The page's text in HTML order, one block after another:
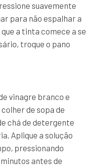
suavemente
para não espalhar a
a tinta comece a se
troque o pano
vinagre branco e
de sopa de
chá de detergente
Aplique a solução
pressionando
antes de